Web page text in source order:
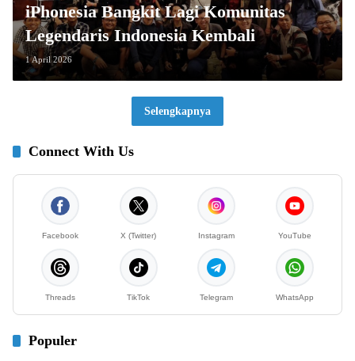
iPhonesia Bangkit Lagi Komunitas
Legendaris Indonesia Kembali
1 April 2026
Selengkapnya
Connect With Us
Facebook X (Twitter) Instagram YouTube
Threads TikTok Telegram WhatsApp
Populer